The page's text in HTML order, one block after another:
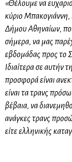
«Θέλουμε να
κύριο
Δήμου Αθηναίων,
σήμερα, να μας
εβδομάδας προς το
Ιδιαίτερα σε αυτήν
προσφορά είναι
είναι τα τρανς
βέβαια, να
ανάγκες τρανς
είτε ελληνικής